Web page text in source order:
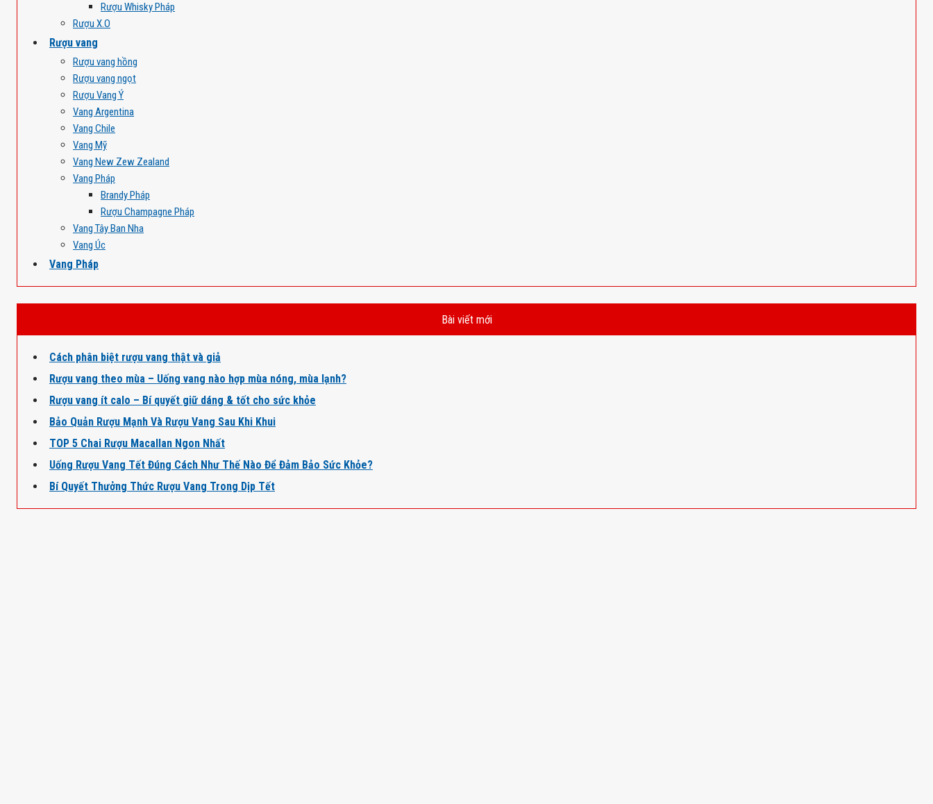
Rượu Whisky Pháp
Rượu X.O
Rượu vang
Rượu vang hồng
Rượu vang ngọt
Rượu Vang Ý
Vang Argentina
Vang Chile
Vang Mỹ
Vang New Zew Zealand
Vang Pháp
Brandy Pháp
Rượu Champagne Pháp
Vang Tây Ban Nha
Vang Úc
Vang Pháp
Bài viết mới
Cách phân biệt rượu vang thật và giả
Rượu vang theo mùa – Uống vang nào hợp mùa nóng, mùa lạnh?
Rượu vang ít calo – Bí quyết giữ dáng & tốt cho sức khỏe
Bảo Quản Rượu Mạnh Và Rượu Vang Sau Khi Khui
TOP 5 Chai Rượu Macallan Ngon Nhất
Uống Rượu Vang Tết Đúng Cách Như Thế Nào Để Đảm Bảo Sức Khỏe?
Bí Quyết Thưởng Thức Rượu Vang Trong Dịp Tết